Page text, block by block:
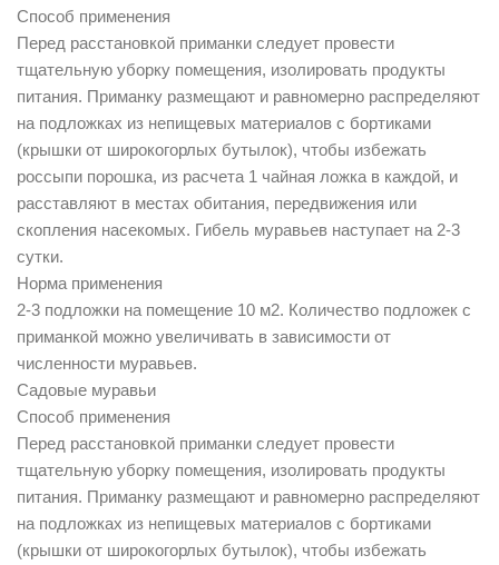
Способ применения
Перед расстановкой приманки следует провести
тщательную уборку помещения, изолировать продукты
питания. Приманку размещают и равномерно распределяют
на подложках из непищевых материалов с бортиками
(крышки от широкогорлых бутылок), чтобы избежать
россыпи порошка, из расчета 1 чайная ложка в каждой, и
расставляют в местах обитания, передвижения или
скопления насекомых. Гибель муравьев наступает на 2-3
сутки.
Норма применения
2-3 подложки на помещение 10 м2. Количество подложек с
приманкой можно увеличивать в зависимости от
численности муравьев.
Садовые муравьи
Способ применения
Перед расстановкой приманки следует провести
тщательную уборку помещения, изолировать продукты
питания. Приманку размещают и равномерно распределяют
на подложках из непищевых материалов с бортиками
(крышки от широкогорлых бутылок), чтобы избежать